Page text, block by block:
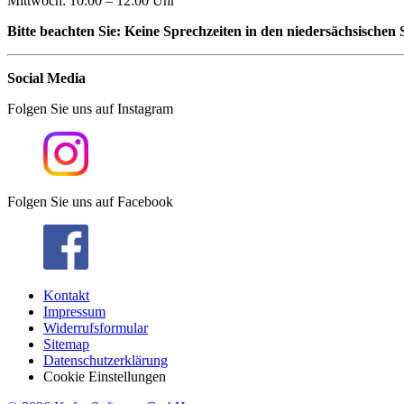
Bitte beachten Sie: Keine Sprechzeiten in den niedersächsischen
Social Media
Folgen Sie uns auf Instagram
Folgen Sie uns auf Facebook
Kontakt
Impressum
Widerrufsformular
Sitemap
Datenschutzerklärung
Cookie Einstellungen